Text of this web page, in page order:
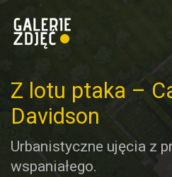
Z lotu ptaka –
Davidson
Urbanistyczne ujęcia z
wspaniałego.